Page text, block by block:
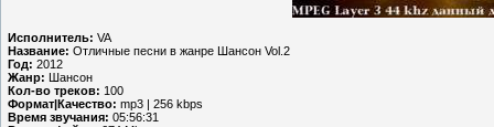
Исполнитель: VA
Название: Отличные песни в жанре Шансон Vol.2
Год: 2012
Жанр: Шансон
Кол-во треков: 100
Формат|Качество: mp3 | 256 kbps
Время звучания: 05:56:31